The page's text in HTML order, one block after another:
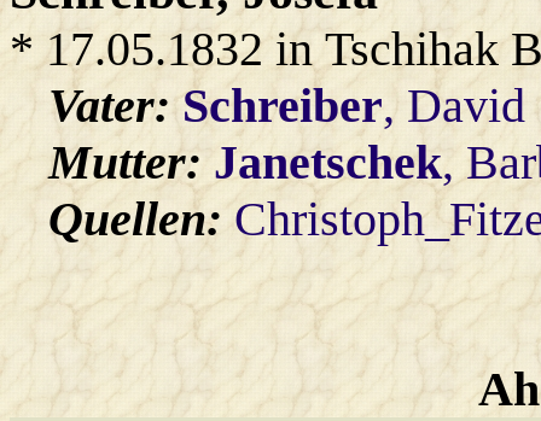
* 17.05.1832 in Tschihak
Vater:Schreiber, David
Mutter: Janetschek,
Quellen: